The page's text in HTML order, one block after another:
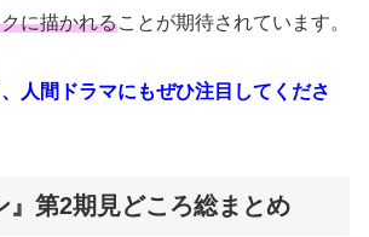
に描かれることが期待されています。
人間ドラマにもぜひ注目してくださ
』第2期見どころ総まとめ